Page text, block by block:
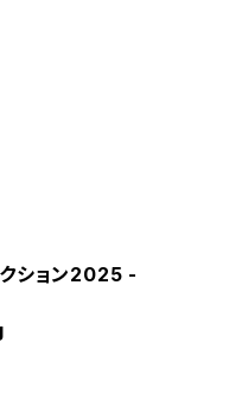
ション2025 -